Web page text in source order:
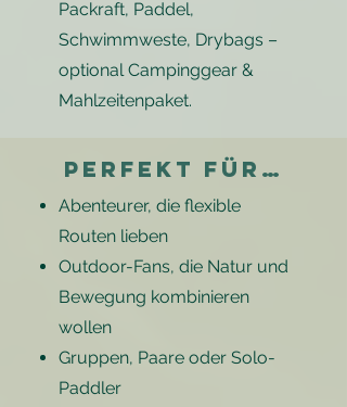
Packraft, Paddel,
Schwimmweste, Drybags –
optional Campinggear &
Mahlzeitenpaket.
Perfekt für…
Abenteurer, die flexible
Routen lieben
Outdoor-Fans, die Natur und
Bewegung kombinieren
wollen
Gruppen, Paare oder Solo-
Paddler